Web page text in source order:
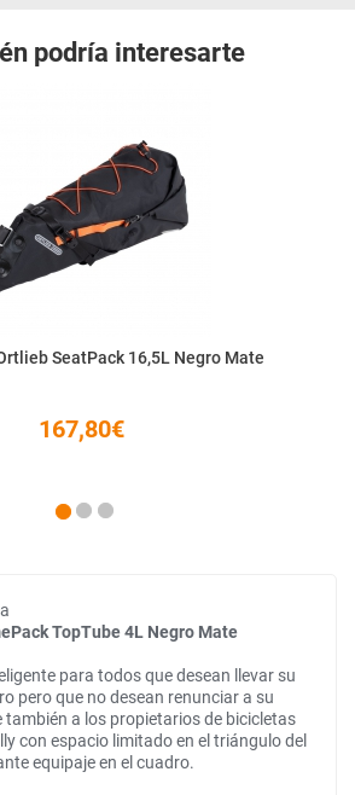
podría interesarte
SeatPack 16,5L Negro Mate
167,80€
TopTube 4L Negro Mate
para todos que desean llevar su
pero que no desean renunciar a su
también a los propietarios de bicicletas
con espacio limitado en el triángulo del
equipaje en el cuadro.